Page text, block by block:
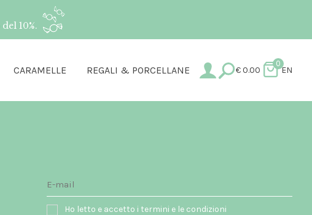
10%.
CARAMELLE REGALI & PORCELLANE € 0.00
0
EN
Ho letto e accetto i termini e le condizioni